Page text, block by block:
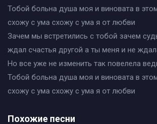
Тобой больна душа моя и виновата в
схожу с ума схожу с ума я от любви
Зачем мы встретились с тобой зачем
ждал счастья другой а ты меня и не
Но все уже не изменить так повелела
Тобой больна душа моя и виновата в
схожу с ума схожу с ума я от любви
Похожие песни